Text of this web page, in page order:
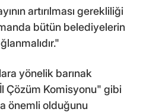
artırılması gerekliliği
bütün belediyelerin
yönelik barınak
Çözüm Komisyonu" gibi
önemli olduğunu